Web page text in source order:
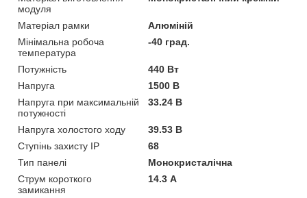
модуля
Матеріал рамки
Алюміній
Мінімальна робоча
температура
-40 град.
Потужність
440 Вт
Напруга
1500 В
Напруга при максимальній
потужності
33.24 В
Напруга холостого ходу
39.53 В
Ступінь захисту IP
68
Тип панелі
Монокристалічна
Струм короткого
замикання
14.3 А